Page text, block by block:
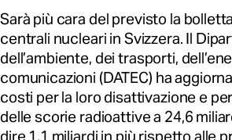
Sarà più cara del previsto la
centrali nucleari in Svizzera. Il
dell’ambiente, dei trasporti,
comunicazioni (DATEC) ha
costi per la loro disattivazione e
delle scorie radioattive a 24,6
dire 1,1 miliardi in più rispetto alle